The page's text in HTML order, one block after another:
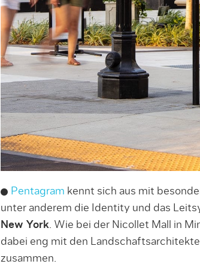
Pentagram kennt sich aus mit
unter anderem die Identity und das
New York. Wie bei der Nicollet Mall in
dabei eng mit den
zusammen.